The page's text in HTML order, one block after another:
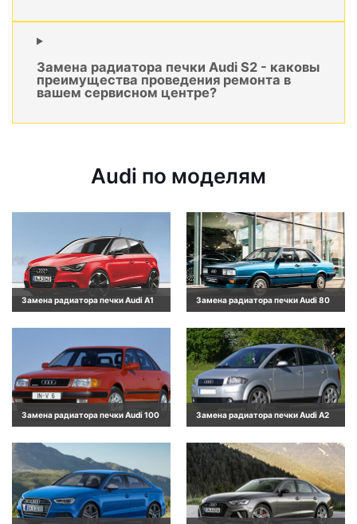
Замена радиатора печки Audi S2 - каковы
преимущества проведения ремонта в
вашем сервисном центре?
Audi по моделям
Замена радиатора печки Audi A1 Замена радиатора печки Audi 80
Замена радиатора печки Audi 100 Замена радиатора печки Audi A2